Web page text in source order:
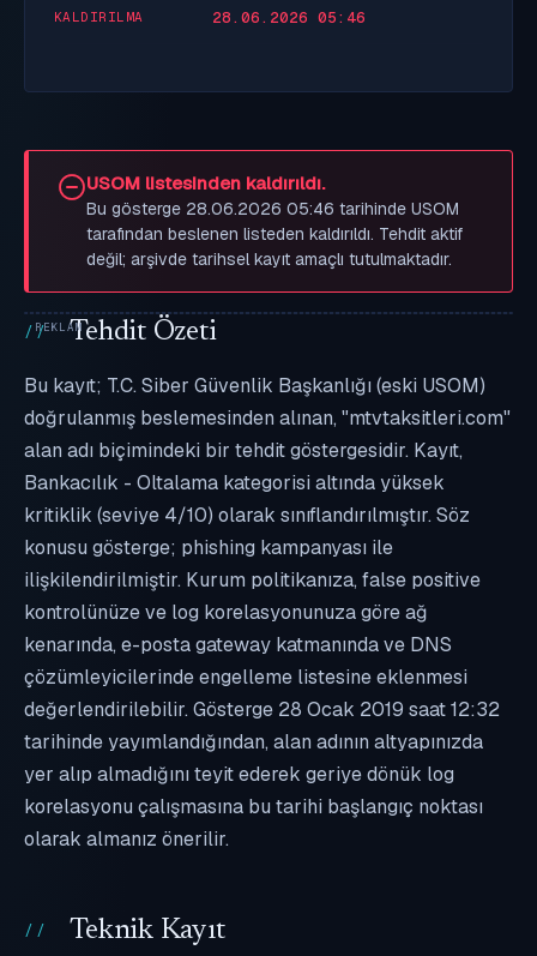
KALDIRILMA 28.06.2026 05:46
USOM listesinden kaldırıldı.
Bu gösterge 28.06.2026 05:46 tarihinde USOM
tarafından beslenen listeden kaldırıldı. Tehdit aktif
değil; arşivde tarihsel kayıt amaçlı tutulmaktadır.
Tehdit Özeti
Bu kayıt; T.C. Siber Güvenlik Başkanlığı (eski USOM)
doğrulanmış beslemesinden alınan, "mtvtaksitleri.com"
alan adı biçimindeki bir tehdit göstergesidir. Kayıt,
Bankacılık - Oltalama kategorisi altında yüksek
kritiklik (seviye 4/10) olarak sınıflandırılmıştır. Söz
konusu gösterge; phishing kampanyası ile
ilişkilendirilmiştir. Kurum politikanıza, false positive
kontrolünüze ve log korelasyonunuza göre ağ
kenarında, e-posta gateway katmanında ve DNS
çözümleyicilerinde engelleme listesine eklenmesi
değerlendirilebilir. Gösterge 28 Ocak 2019 saat 12:32
tarihinde yayımlandığından, alan adının altyapınızda
yer alıp almadığını teyit ederek geriye dönük log
korelasyonu çalışmasına bu tarihi başlangıç noktası
olarak almanız önerilir.
Teknik Kayıt